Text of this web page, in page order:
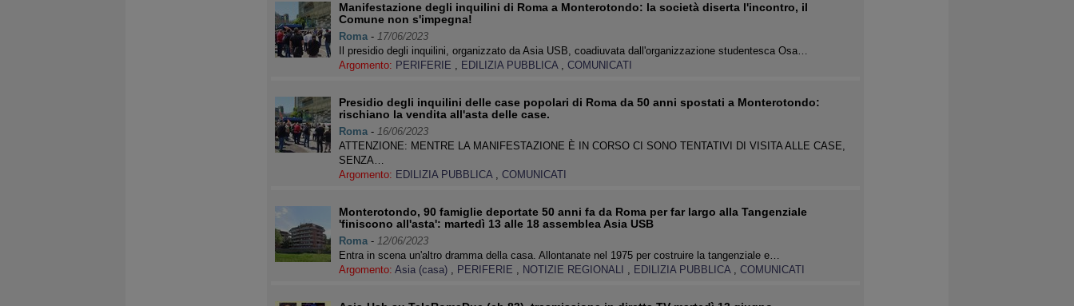
Manifestazione degli inquilini di Roma a Monterotondo: la società diserta l'incontro, il
Comune non s'impegna!
Roma- 17/06/2023
Il presidio degli inquilini, organizzato da Asia USB, coadiuvata dall'organizzazione studentesca Osa…
Argomento: PERIFERIE , EDILIZIA PUBBLICA , COMUNICATI
Presidio degli inquilini delle case popolari di Roma da 50 anni spostati a Monterotondo:
rischiano la vendita all'asta delle case.
Roma- 16/06/2023
ATTENZIONE: MENTRE LA MANIFESTAZIONE È IN CORSO CI SONO TENTATIVI DI VISITA ALLE CASE,
SENZA…
Argomento: EDILIZIA PUBBLICA , COMUNICATI
Monterotondo, 90 famiglie deportate 50 anni fa da Roma per far largo alla Tangenziale
'finiscono all'asta': martedì 13 alle 18 assemblea Asia USB
Roma- 12/06/2023
Entra in scena un'altro dramma della casa. Allontanate nel 1975 per costruire la tangenziale e…
Argomento: Asia (casa) , PERIFERIE , NOTIZIE REGIONALI , EDILIZIA PUBBLICA , COMUNICATI